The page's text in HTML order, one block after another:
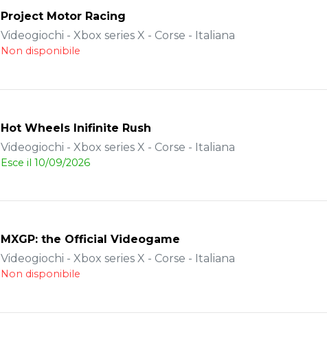
Project Motor Racing
Videogiochi - Xbox series X - Corse - Italiana
Non disponibile
Hot Wheels Inifinite Rush
Videogiochi - Xbox series X - Corse - Italiana
Esce il 10/09/2026
MXGP: the Official Videogame
Videogiochi - Xbox series X - Corse - Italiana
Non disponibile